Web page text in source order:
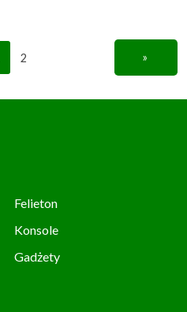
2 »
Felieton
Konsole
Gadżety